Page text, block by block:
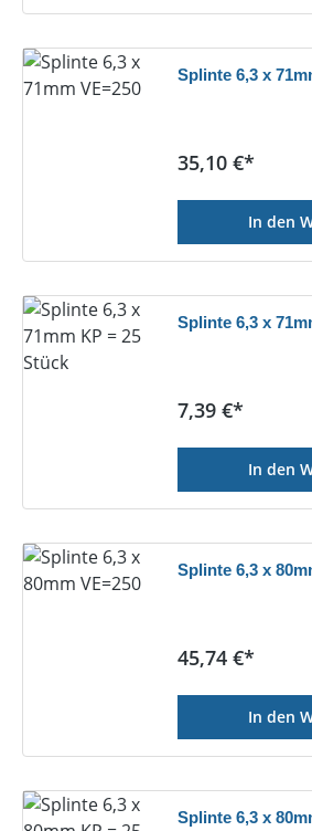
Splinte 6,3 x
Regulärer
35,10 €*
In den
Splinte 6,3 x
Regulärer
7,39 €*
In den
Splinte 6,3 x
Regulärer
45,74 €*
In den
Splinte 6,3 x